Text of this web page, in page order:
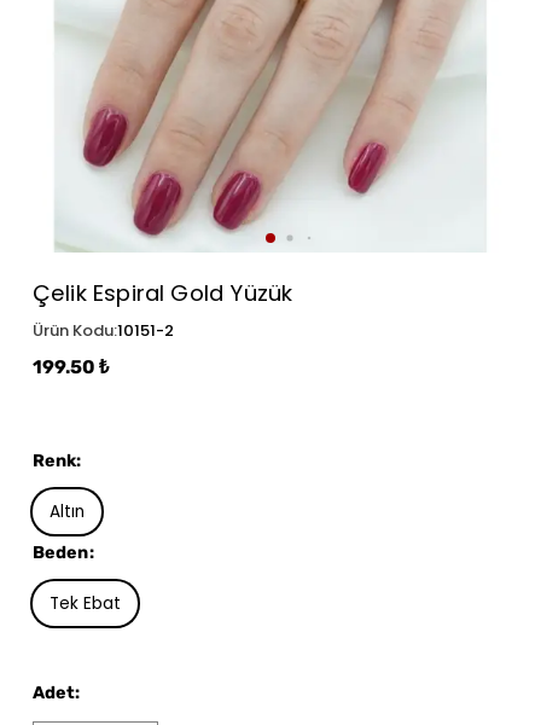
Çelik Espiral Gold Yüzük
Ürün Kodu:10151-2
199.50 ₺
Renk:
Altın
Beden:
Tek Ebat
Adet: